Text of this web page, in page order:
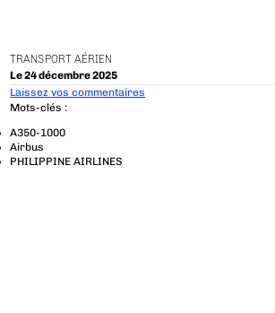
TRANSPORT AÉRIEN
Le 24 décembre 2025
Laissez vos commentaires
Mots-clés :
A350-1000
Airbus
PHILIPPINE AIRLINES